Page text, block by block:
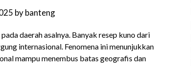
bybanteng
daerah asalnya. Banyak resep kuno dari
internasional. Fenomena ini menunjukkan
mampu menembus batas geografis dan